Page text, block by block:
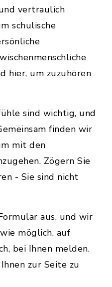
vertraulich
schulische
hier, um zuzuhören
sind wichtig, und
finden wir
mit den
Zögern Sie
- Sie sind nicht
aus, und wir
möglich, auf
bei Ihnen melden.
zur Seite zu